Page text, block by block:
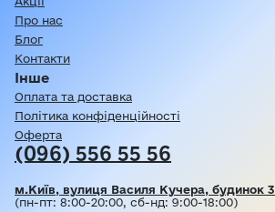
Про нас
Блог
Контакти
Інше
Оплата та доставка
Політика конфіденційності
Оферта
(096) 556 55 56
м.Київ, вулиця Василя Кучера, будинок 3
(пн-пт: 8:00-20:00, сб-нд: 9:00-18:00)